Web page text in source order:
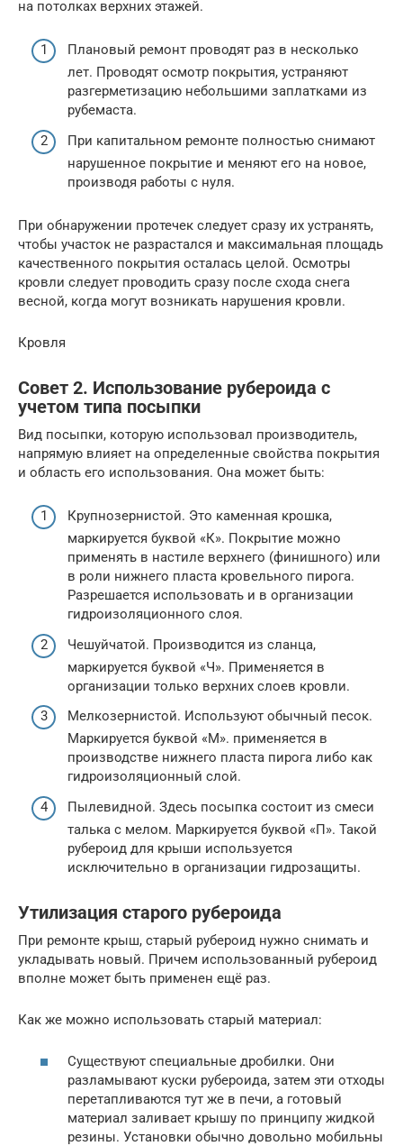
на потолках верхних этажей.
Плановый ремонт проводят раз в несколько
лет. Проводят осмотр покрытия, устраняют
разгерметизацию небольшими заплатками из
рубемаста.
При капитальном ремонте полностью снимают
нарушенное покрытие и меняют его на новое,
производя работы с нуля.
При обнаружении протечек следует сразу их устранять,
чтобы участок не разрастался и максимальная площадь
качественного покрытия осталась целой. Осмотры
кровли следует проводить сразу после схода снега
весной, когда могут возникать нарушения кровли.
Кровля
Совет 2. Использование рубероида с
учетом типа посыпки
Вид посыпки, которую использовал производитель,
напрямую влияет на определенные свойства покрытия
и область его использования. Она может быть:
Крупнозернистой. Это каменная крошка,
маркируется буквой «К». Покрытие можно
применять в настиле верхнего (финишного) или
в роли нижнего пласта кровельного пирога.
Разрешается использовать и в организации
гидроизоляционного слоя.
Чешуйчатой. Производится из сланца,
маркируется буквой «Ч». Применяется в
организации только верхних слоев кровли.
Мелкозернистой. Используют обычный песок.
Маркируется буквой «М». применяется в
производстве нижнего пласта пирога либо как
гидроизоляционный слой.
Пылевидной. Здесь посыпка состоит из смеси
талька с мелом. Маркируется буквой «П». Такой
рубероид для крыши используется
исключительно в организации гидрозащиты.
Утилизация старого рубероида
При ремонте крыш, старый рубероид нужно снимать и
укладывать новый. Причем использованный рубероид
вполне может быть применен ещё раз.
Как же можно использовать старый материал:
Существуют специальные дробилки. Они
разламывают куски рубероида, затем эти отходы
перетапливаются тут же в печи, а готовый
материал заливает крышу по принципу жидкой
резины. Установки обычно довольно мобильны